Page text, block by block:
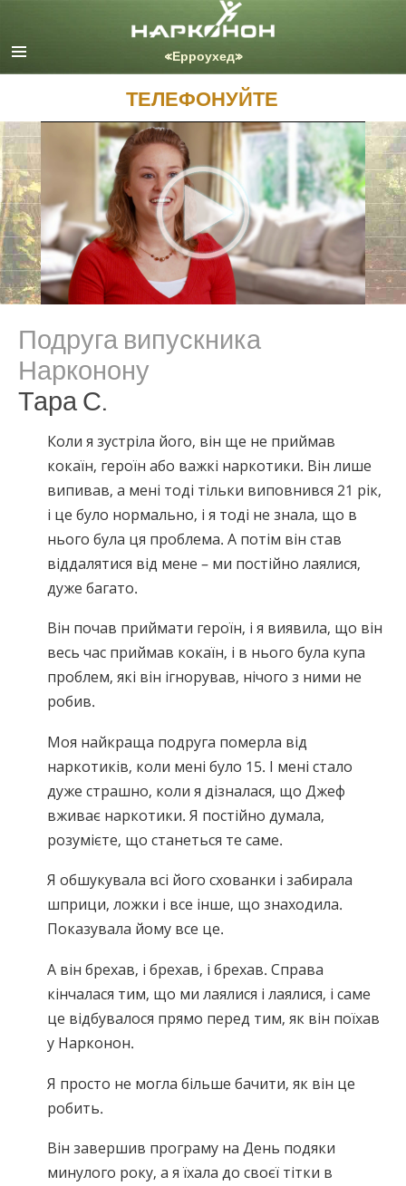
English
Deutsch
Ελληνικά (Greek)
Español
Français
Hebrew
Magyar
Italiano
日本語 (Japanese)
Nederlands
Norsk
Arabic
Ukrainian
ТЕЛЕФОНУЙТЕ
Подруга випускника
Нарконону
Тара С.
Коли я зустріла його, він ще не приймав
кокаїн, героїн або важкі наркотики. Він лише
випивав, а мені тоді тільки виповнився 21 рік,
і це було нормально, і я тоді не знала, що в
нього була ця проблема. А потім він став
віддалятися від мене – ми постійно лаялися,
дуже багато.
Він почав приймати героїн, і я виявила, що він
весь час приймав кокаїн, і в нього була купа
проблем, які він ігнорував, нічого з ними не
робив.
Моя найкраща подруга померла від
наркотиків, коли мені було 15. І мені стало
дуже страшно, коли я дізналася, що Джеф
вживає наркотики. Я постійно думала,
розумієте, що станеться те саме.
Я обшукувала всі його схованки і забирала
шприци, ложки і все інше, що знаходила.
Показувала йому все це.
А він брехав, і брехав, і брехав. Справа
кінчалася тим, що ми лаялися і лаялися, і саме
це відбувалося прямо перед тим, як він поїхав
у Нарконон.
Я просто не могла більше бачити, як він це
робить.
Він завершив програму на День подяки
минулого року, а я їхала до своєї тітки в